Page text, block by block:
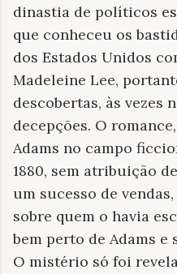
dinastia de políticos
que conheceu os
dos Estados Unidos
Madeleine Lee,
descobertas, às vezes
decepções. O
Adams no campo
1880, sem atribuição
um sucesso de
sobre quem o havia
bem perto de Adams
O mistério só foi